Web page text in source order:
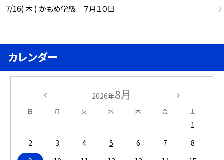
7/16( 木 ) かもめ学級 ７月１０日
カレンダー
2026年8月
日 月 火 水 木 金 土
1
2
3 4 5 6 7
8